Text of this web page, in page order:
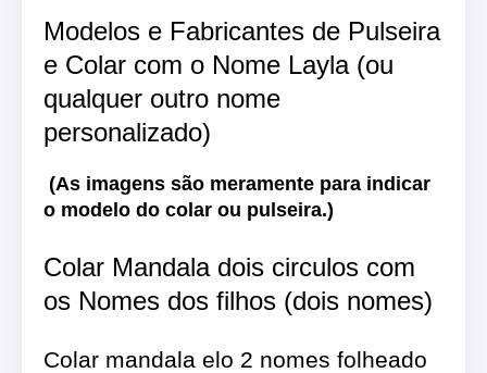
Modelos e Fabricantes de Pulseira
e Colar com o Nome Layla (ou
qualquer outro nome
personalizado)
(As imagens são meramente para indicar
o modelo do colar ou pulseira.)
Colar Mandala dois circulos com
os Nomes dos filhos (dois nomes)
Colar mandala elo 2 nomes folheado